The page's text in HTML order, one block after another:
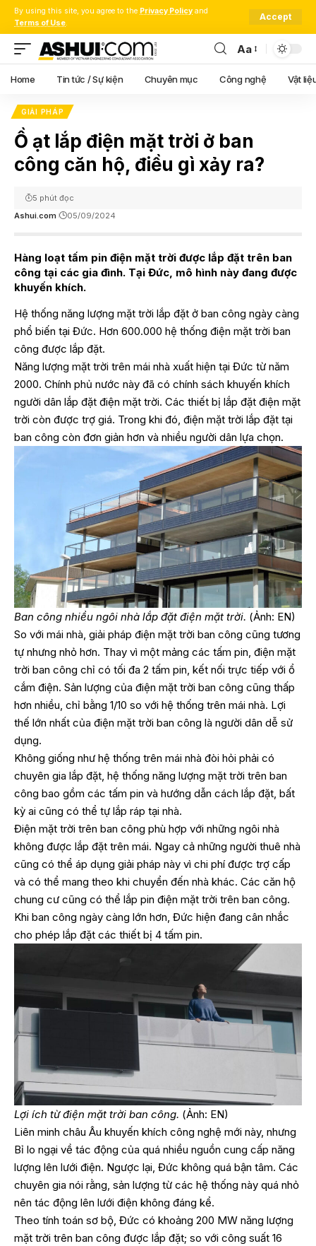
By using this site, you agree to the Privacy Policy and
Terms of Use.
Accept
Font
Resizer
Aa
Home Tin tức / Sự kiện Chuyên mục Công nghệ Vật
GIẢI PHÁP
Ồ ạt lắp điện mặt trời ở ban
công căn hộ, điều gì xảy ra?
Ashui.com 05/09/2024
5 phút đọc
Hàng loạt tấm pin điện mặt trời được lắp đặt trên ban
công tại các gia đình. Tại Đức, mô hình này đang được
khuyến khích.
Hệ thống năng lượng mặt trời lắp đặt ở ban công ngày càng
phổ biến tại Đức. Hơn 600.000 hệ thống điện mặt trời ban
công được lắp đặt.
Năng lượng mặt trời trên mái nhà xuất hiện tại Đức từ năm
2000. Chính phủ nước này đã có chính sách khuyến khích
người dân lắp đặt điện mặt trời. Các thiết bị lắp đặt điện mặt
trời còn được trợ giá. Trong khi đó, điện mặt trời lắp đặt tại
ban công còn đơn giản hơn và nhiều người dân lựa chọn.
Ban công nhiều ngôi nhà lắp đặt điện mặt trời. (Ảnh: EN)
So với mái nhà, giải pháp điện mặt trời ban công cũng tương
tự nhưng nhỏ hơn. Thay vì một mảng các tấm pin, điện mặt
trời ban công chỉ có tối đa 2 tấm pin, kết nối trực tiếp với ổ
cắm điện. Sản lượng của điện mặt trời ban công cũng thấp
hơn nhiều, chỉ bằng 1/10 so với hệ thống trên mái nhà. Lợi
thế lớn nhất của điện mặt trời ban công là người dân dễ sử
dụng.
Không giống như hệ thống trên mái nhà đòi hỏi phải có
chuyên gia lắp đặt, hệ thống năng lượng mặt trời trên ban
công bao gồm các tấm pin và hướng dẫn cách lắp đặt, bất
kỳ ai cũng có thể tự lắp ráp tại nhà.
Điện mặt trời trên ban công phù hợp với những ngôi nhà
không được lắp đặt trên mái. Ngay cả những người thuê nhà
cũng có thể áp dụng giải pháp này vì chi phí được trợ cấp
và có thể mang theo khi chuyển đến nhà khác. Các căn hộ
chung cư cũng có thể lắp pin điện mặt trời trên ban công.
Khi ban công ngày càng lớn hơn, Đức hiện đang cân nhắc
cho phép lắp đặt các thiết bị 4 tấm pin.
Lợi ích từ điện mặt trời ban công. (Ảnh: EN)
Liên minh châu Âu khuyến khích công nghệ mới này, nhưng
Bỉ lo ngại về tác động của quá nhiều nguồn cung cấp năng
lượng lên lưới điện. Ngược lại, Đức không quá bận tâm. Các
chuyên gia nói rằng, sản lượng từ các hệ thống này quá nhỏ
nên tác động lên lưới điện không đáng kể.
Theo tính toán sơ bộ, Đức có khoảng 200 MW năng lượng
mặt trời trên ban công được lắp đặt; so với công suất 16